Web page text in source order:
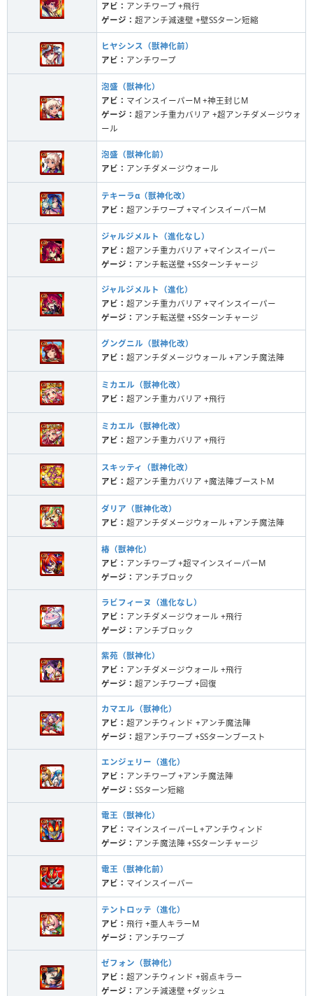
アビ： アンチワープ +飛行
ゲージ： 超アンチ減速壁 +壁SSターン短縮
ヒヤシンス（獣神化前）
アビ： アンチワープ
泡盛（獣神化）
アビ： マインスイーパーM +神王封じM
ゲージ： 超アンチ重力バリア +超アンチダメージウォ
ール
泡盛（獣神化前）
アビ： アンチダメージウォール
テキーラα（獣神化改）
アビ： 超アンチワープ +マインスイーパーM
ジャルジメルト（進化なし）
アビ： 超アンチ重力バリア +マインスイーパー
ゲージ： アンチ転送壁 +SSターンチャージ
ジャルジメルト（進化）
アビ： 超アンチ重力バリア +マインスイーパー
ゲージ： アンチ転送壁 +SSターンチャージ
グングニル（獣神化改）
アビ： 超アンチダメージウォール +アンチ魔法陣
ミカエル（獣神化改）
アビ： 超アンチ重力バリア +飛行
ミカエル（獣神化改）
アビ： 超アンチ重力バリア +飛行
スキッティ（獣神化改）
アビ： 超アンチ重力バリア +魔法陣ブーストM
ダリア（獣神化改）
アビ： 超アンチダメージウォール +アンチ魔法陣
椿（獣神化）
アビ： アンチワープ +超マインスイーパーM
ゲージ： アンチブロック
ラビフィーヌ（進化なし）
アビ： アンチダメージウォール +飛行
ゲージ： アンチブロック
紫苑（獣神化）
アビ： アンチダメージウォール +飛行
ゲージ： 超アンチワープ +回復
カマエル（獣神化）
アビ： 超アンチウィンド +アンチ魔法陣
ゲージ： 超アンチワープ +SSターンブースト
エンジェリー（進化）
アビ： アンチワープ +アンチ魔法陣
ゲージ： SSターン短縮
電王（獣神化）
アビ： マインスイーパーL +アンチウィンド
ゲージ： アンチ魔法陣 +SSターンチャージ
電王（獣神化前）
アビ： マインスイーパー
テントロッテ（進化）
アビ： 飛行 +亜人キラーM
ゲージ： アンチワープ
ゼフォン（獣神化）
アビ： 超アンチウィンド +弱点キラー
ゲージ： アンチ減速壁 +ダッシュ